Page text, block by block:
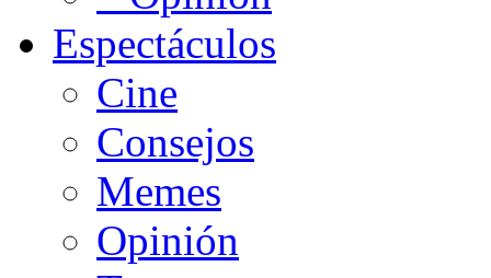
Espectáculos
Cine
Consejos
Memes
Opinión